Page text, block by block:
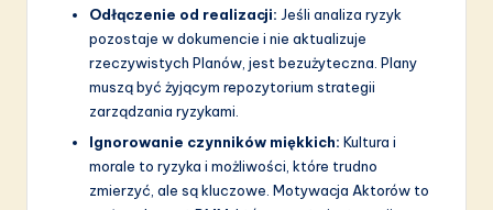
Odłączenie od realizacji: Jeśli analiza ryzyk
pozostaje w dokumencie i nie aktualizuje
rzeczywistych Planów, jest bezużyteczna. Plany
muszą być żyjącym repozytorium strategii
zarządzania ryzykami.
Ignorowanie czynników miękkich: Kultura i
morale to ryzyka i możliwości, które trudno
zmierzyć, ale są kluczowe. Motywacja Aktorów to